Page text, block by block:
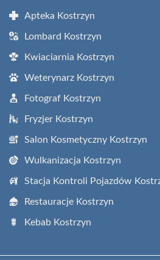
Apteka Kostrzyn
Lombard Kostrzyn
Kwiaciarnia Kostrzyn
Weterynarz Kostrzyn
Fotograf Kostrzyn
Fryzjer Kostrzyn
Salon Kosmetyczny Kostrzyn
Wulkanizacja Kostrzyn
Stacja Kontroli Pojazdów
Restauracje Kostrzyn
Kebab Kostrzyn